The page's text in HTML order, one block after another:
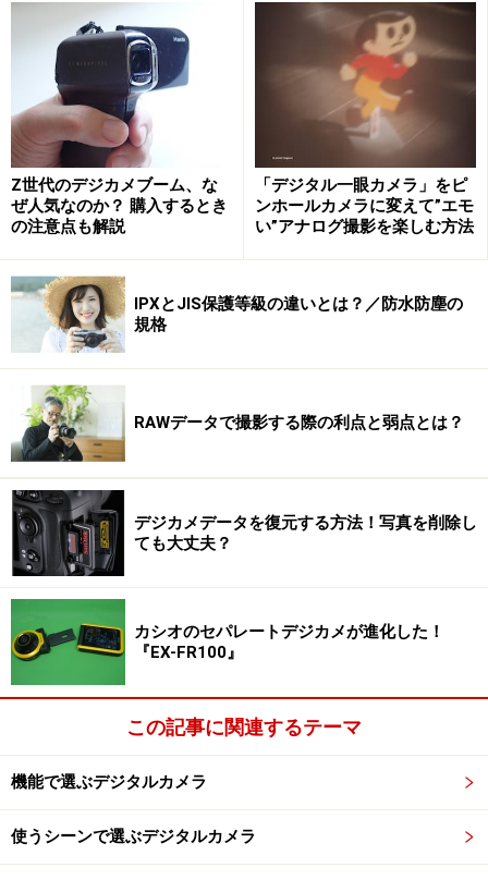
Z世代のデジカメブーム、な
ぜ人気なのか？ 購入するとき
の注意点も解説
「デジタル一眼カメラ」をピ
ンホールカメラに変えて”エモ
い”アナログ撮影を楽しむ方法
IPXとJIS保護等級の違いとは？／防水防塵の
規格
RAWデータで撮影する際の利点と弱点とは？
デジカメデータを復元する方法！写真を削除し
ても大丈夫？
カシオのセパレートデジカメが進化した！
『EX-FR100』
この記事に関連するテーマ
機能で選ぶデジタルカメラ
使うシーンで選ぶデジタルカメラ